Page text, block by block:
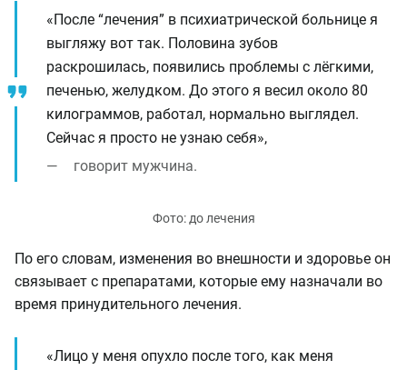
«После “лечения” в психиатрической больнице я
выгляжу вот так. Половина зубов
раскрошилась, появились проблемы с лёгкими,
печенью, желудком. До этого я весил около 80
килограммов, работал, нормально выглядел.
Сейчас я просто не узнаю себя»,
говорит мужчина.
По его словам, изменения во внешности и здоровье он
связывает с препаратами, которые ему назначали во
время принудительного лечения.
«Лицо у меня опухло после того, как меня